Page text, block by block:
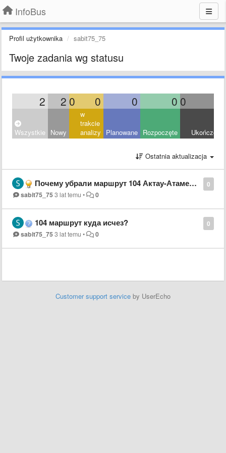
InfoBus
Profil użytkownika sabit75_75
Twoje zadania wg statusu
2 2 0 0 0 0 0
Wszystkie Nowy
w
trakcie
analizy
Planowane Rozpoczęte Ukończony
Ostatnia aktualizacja
0
Почему убрали маршрут 104 Актау-Атамекен???
sabit75_753 lat temu • 0
0
104 маршрут куда исчез?
sabit75_753 lat temu • 0
Customer support service by UserEcho